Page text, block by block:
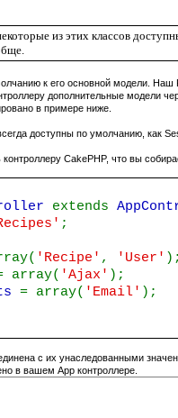
к его основной модели. Наш
дополнительные модели
в примере ниже.
доступны по умолчанию, как
контроллеру CakePHP, что вы
extends
;
'Recipe' , 'User' );
array( 'Ajax' );
= array( 'Email' );
с их унаследованными
в вашем App контроллере.